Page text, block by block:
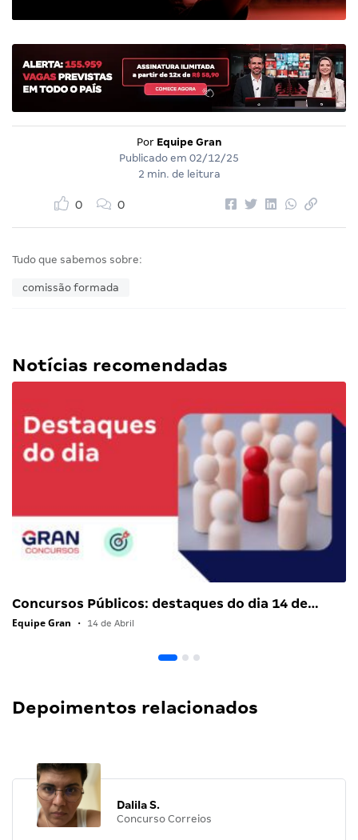
Por Equipe Gran
Publicado em 02/12/25
2 min. de leitura
0 0
Tudo que sabemos sobre:
comissão formada
Notícias recomendadas
Concursos Públicos: destaques do dia 14 de…
Equipe Gran • 14 de Abril
Depoimentos relacionados
Dalila S.
Concurso Correios